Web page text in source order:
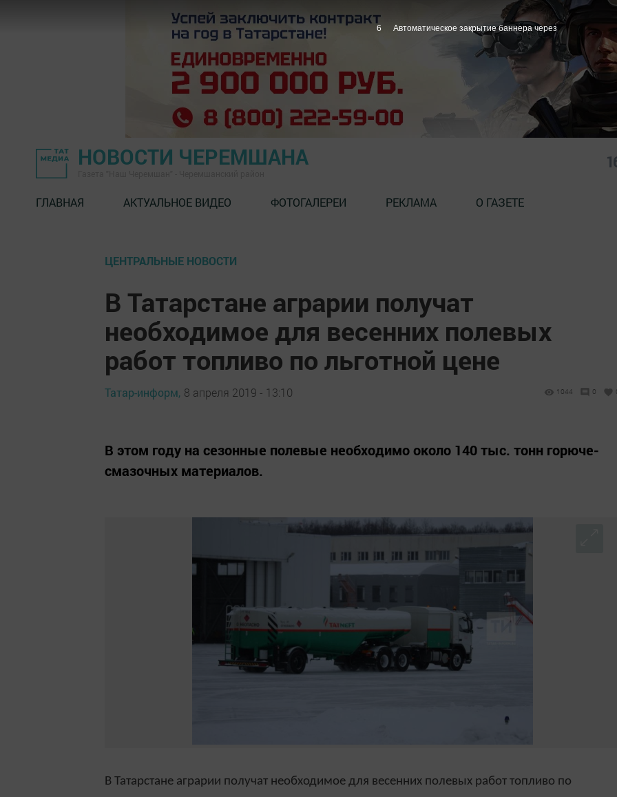
НОВОСТИ ЧЕРЕМШАНА
ГЛАВНАЯ АКТУАЛЬНОЕ ВИДЕО ФОТОГАЛЕРЕИ РЕКЛАМА О ГАЗЕТЕ
ЦЕНТРАЛЬНЫЕ НОВОСТИ
В Татарстане аграрии получат
необходимое для весенних полевых
работ топливо по льготной цене
Татар-информ, 8 апреля 2019 - 13:10 1044 0
В этом году на сезонные полевые необходимо около 140 тыс. тонн горюче-
смазочных материалов.
В Татарстане аграрии получат необходимое для весенних полевых работ топливо по
4 Автоматическое закрытие баннера через